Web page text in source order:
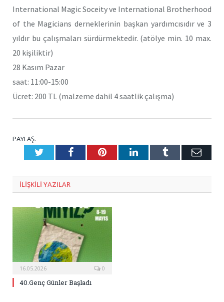
International Magic Soceity ve International Brotherhood
of the Magicians derneklerinin başkan yardımcısıdır ve 3
yıldır bu çalışmaları sürdürmektedir. (atölye min. 10 max.
20 kişiliktir)
28 Kasım Pazar
saat: 11:00-15:00
Ücret: 200 TL (malzeme dahil 4 saatlik çalışma)
PAYLAŞ.
TwitterFacebookPinterestLinkedInTumblr E-
ILIŞKILI YAZILAR
16.05.2026 0
40.Genç Günler Başladı